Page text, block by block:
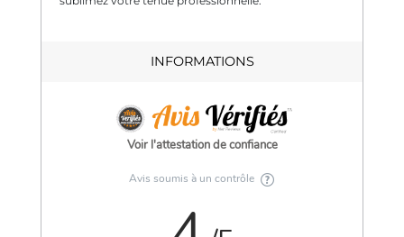
INFORMATIONS
Voir l'attestation de confiance
Avis soumis à un contrôle